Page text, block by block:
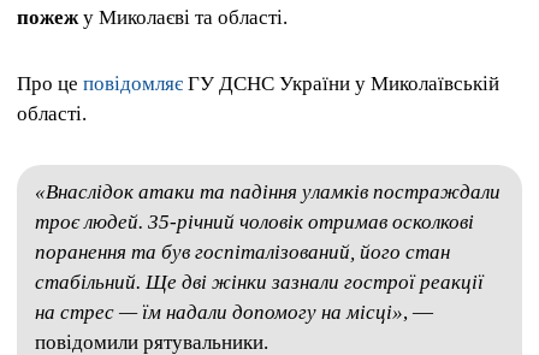
пожеж у Миколаєві та області.
Про це повідомляє ГУ ДСНС України у Миколаївській
області.
«Внаслідок атаки та падіння уламків постраждали
троє людей. 35-річний чоловік отримав осколкові
поранення та був госпіталізований, його стан
стабільний. Ще дві жінки зазнали гострої реакції
на стрес — їм надали допомогу на місці», —
повідомили рятувальники.